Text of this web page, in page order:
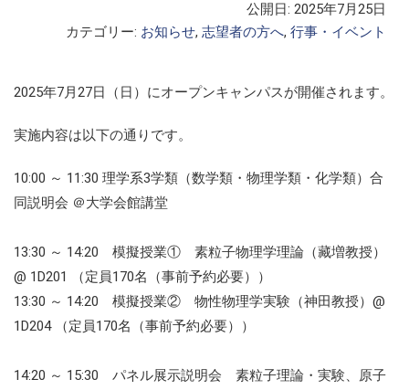
公開日: 2025年7月25日
カテゴリー: お知らせ, 志望者の方へ, 行事・イベント
2025年7月27日（日）にオープンキャンパスが開催されます。
実施内容は以下の通りです。
10:00 ～ 11:30 理学系3学類（数学類・物理学類・化学類）合
同説明会 ＠大学会館講堂
13:30 ～ 14:20 模擬授業① 素粒子物理学理論（藏増教授）
@ 1D201 （定員170名（事前予約必要））
13:30 ～ 14:20 模擬授業② 物性物理学実験（神田教授）@
1D204 （定員170名（事前予約必要））
14:20 ～ 15:30 パネル展示説明会 素粒子理論・実験、原子